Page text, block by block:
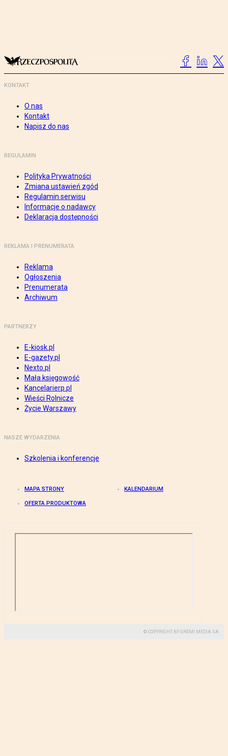
KONTAKT
O nas
Kontakt
Napisz do nas
REGULAMIN
Polityka Prywatności
Zmiana ustawień zgód
Regulamin serwisu
Informacje o nadawcy
Deklaracja dostępności
REKLAMA I PRENUMERATA
Reklama
Ogłoszenia
Prenumerata
Archiwum
PARTNERZY
E-kiosk.pl
E-gazety.pl
Nexto.pl
Mała księgowość
Kancelarierp.pl
Wieści Rolnicze
Życie Warszawy
NASZE WYDARZENIA
Szkolenia i konferencje
MAPA STRONY KALENDARIUM
OFERTA PRODUKTOWA
© COPYRIGHT BY GREMI MEDIA SA